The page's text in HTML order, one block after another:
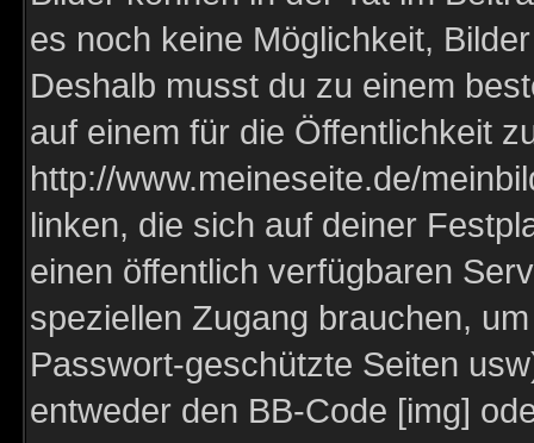
es noch keine Möglichkeit,
Deshalb musst du zu einem
auf einem für die Öffentlichkeit
http://www.meineseite.de/
linken, die sich auf deiner
einen öffentlich verfügbaren
speziellen Zugang brauchen,
Passwort-geschützte Seiten
entweder den BB-Code [img]